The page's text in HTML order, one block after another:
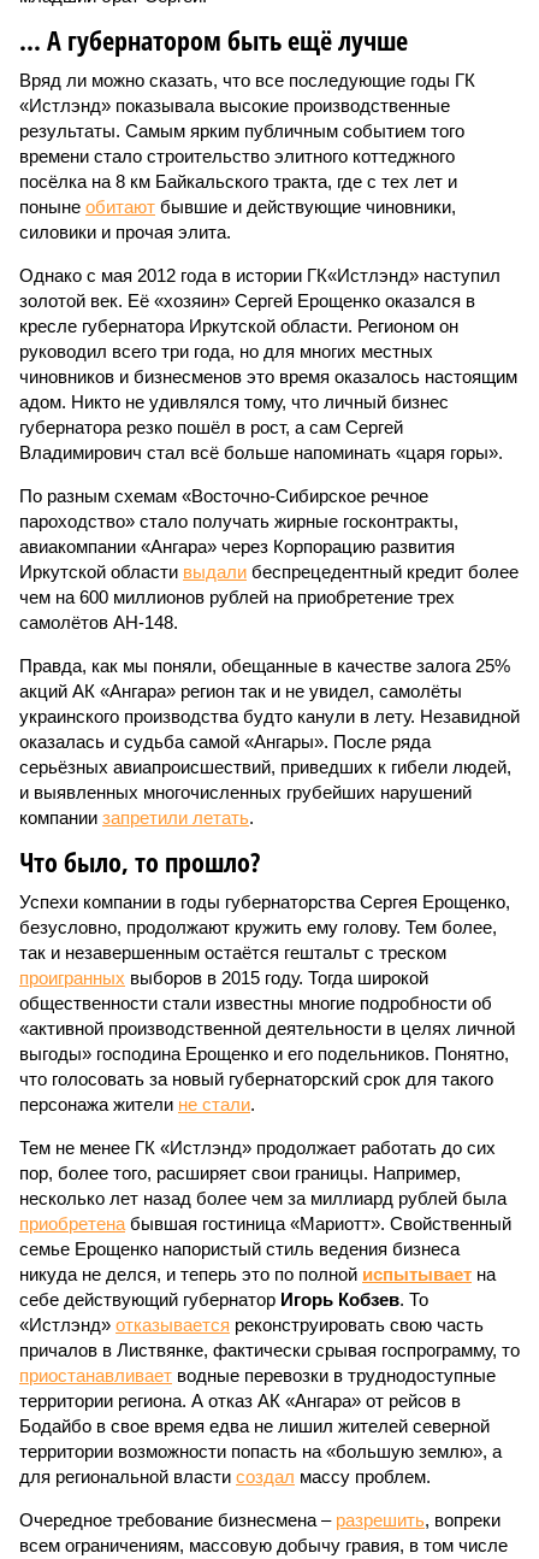
... А губернатором быть ещё лучше
Вряд ли можно сказать, что все последующие годы ГК
«Истлэнд» показывала высокие производственные
результаты. Самым ярким публичным событием того
времени стало строительство элитного коттеджного
посёлка на 8 км Байкальского тракта, где с тех лет и
поныне обитают бывшие и действующие чиновники,
силовики и прочая элита.
Однако с мая 2012 года в истории ГК«Истлэнд» наступил
золотой век. Её «хозяин» Сергей Ерощенко оказался в
кресле губернатора Иркутской области. Регионом он
руководил всего три года, но для многих местных
чиновников и бизнесменов это время оказалось настоящим
адом. Никто не удивлялся тому, что личный бизнес
губернатора резко пошёл в рост, а сам Сергей
Владимирович стал всё больше напоминать «царя горы».
По разным схемам «Восточно-Сибирское речное
пароходство» стало получать жирные госконтракты,
авиакомпании «Ангара» через Корпорацию развития
Иркутской области выдали беспрецедентный кредит более
чем на 600 миллионов рублей на приобретение трех
самолётов АН-148.
Правда, как мы поняли, обещанные в качестве залога 25%
акций АК «Ангара» регион так и не увидел, самолёты
украинского производства будто канули в лету. Незавидной
оказалась и судьба самой «Ангары». После ряда
серьёзных авиапроисшествий, приведших к гибели людей,
и выявленных многочисленных грубейших нарушений
компании запретили летать.
Что было, то прошло?
Успехи компании в годы губернаторства Сергея Ерощенко,
безусловно, продолжают кружить ему голову. Тем более,
так и незавершенным остаётся гештальт с треском
проигранных выборов в 2015 году. Тогда широкой
общественности стали известны многие подробности об
«активной производственной деятельности в целях личной
выгоды» господина Ерощенко и его подельников. Понятно,
что голосовать за новый губернаторский срок для такого
персонажа жители не стали.
Тем не менее ГК «Истлэнд» продолжает работать до сих
пор, более того, расширяет свои границы. Например,
несколько лет назад более чем за миллиард рублей была
приобретена бывшая гостиница «Мариотт». Свойственный
семье Ерощенко напористый стиль ведения бизнеса
никуда не делся, и теперь это по полной испытывает на
себе действующий губернатор Игорь Кобзев. То
«Истлэнд» отказывается реконструировать свою часть
причалов в Листвянке, фактически срывая госпрограмму, то
приостанавливает водные перевозки в труднодоступные
территории региона. А отказ АК «Ангара» от рейсов в
Бодайбо в свое время едва не лишил жителей северной
территории возможности попасть на «большую землю», а
для региональной власти создал массу проблем.
Очередное требование бизнесмена – разрешить, вопреки
всем ограничениям, массовую добычу гравия, в том числе